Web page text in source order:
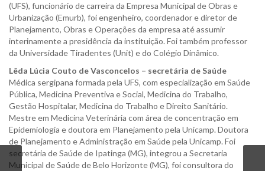
(UFS), funcionário de carreira da Empresa Municipal de Obras e
Urbanização (Emurb), foi engenheiro, coordenador e diretor de
Planejamento, Obras e Operações da empresa até assumir
interinamente a presidência da instituição. Foi também professor
da Universidade Tiradentes (Unit) e do Colégio Dinâmico.
Lêda Lúcia Couto de Vasconcelos – secretária de Saúde
Médica sergipana formada pela UFS, com especialização em Saúde
Pública, Medicina Preventiva e Social, Medicina do Trabalho,
Gestão Hospitalar, Medicina do Trabalho e Direito Sanitário.
Mestre em Medicina Veterinária com área de concentração em
Epidemiologia e doutora em Planejamento pela Unicamp. Doutora
de Planejamento e Administração em Saúde pela Unicamp. Foi
secretária de Saúde de Ipatinga (MG), integrou a Secretaria
Municipal de Saúde de Belo Horizonte (MG), foi consultora do